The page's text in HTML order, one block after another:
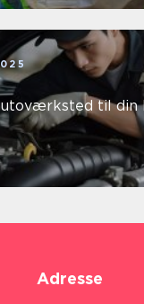
til din
Adresse